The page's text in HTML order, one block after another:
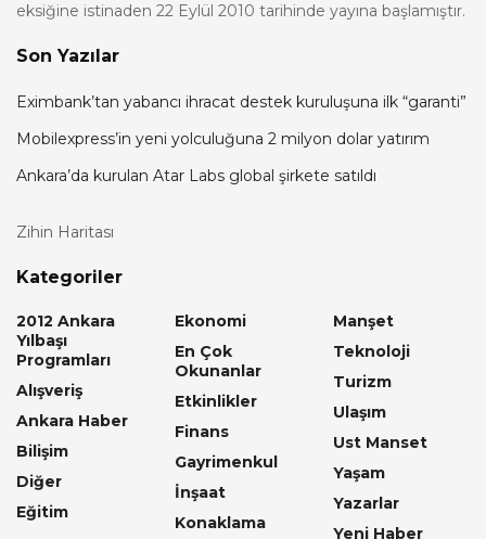
eksiğine istinaden 22 Eylül 2010 tarihinde yayına başlamıştır.
Son Yazılar
Eximbank’tan yabancı ihracat destek kuruluşuna ilk “garanti”
Mobilexpress’in yeni yolculuğuna 2 milyon dolar yatırım
Ankara’da kurulan Atar Labs global şirkete satıldı
Zihin Haritası
Kategoriler
2012 Ankara
Yılbaşı
Programları
Alışveriş
Ankara Haber
Bilişim
Diğer
Eğitim
Ekonomi
En Çok
Okunanlar
Etkinlikler
Finans
Gayrimenkul
İnşaat
Konaklama
Manşet
Teknoloji
Turizm
Ulaşım
Ust Manset
Yaşam
Yazarlar
Yeni Haber